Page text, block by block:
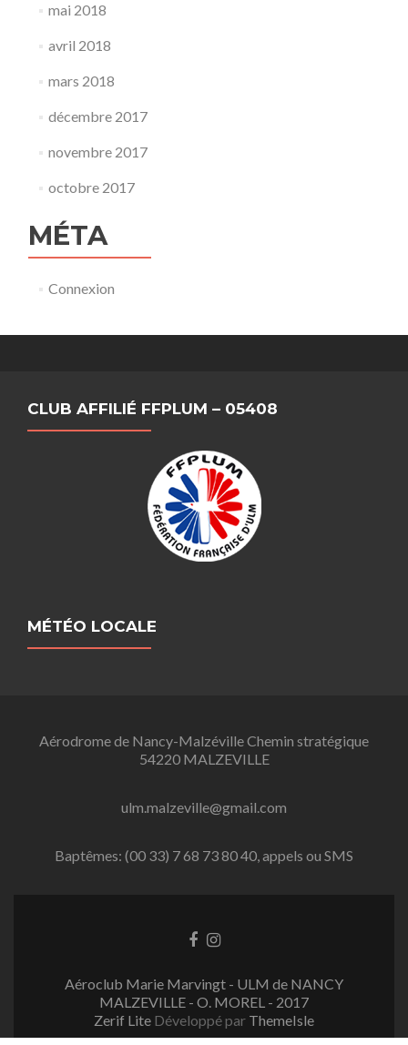
mai 2018
avril 2018
mars 2018
décembre 2017
novembre 2017
octobre 2017
MÉTA
Connexion
CLUB AFFILIÉ FFPLUM – 05408
MÉTÉO LOCALE
Aérodrome de Nancy-Malzéville Chemin stratégique
54220 MALZEVILLE
ulm.malzeville@gmail.com
Baptêmes: (00 33) 7 68 73 80 40, appels ou SMS
L
n
F
a
L
n
I
n
Aéroclub Marie Marvingt - ULM de NANCY
MALZEVILLE - O. MOREL - 2017
Zerif Lite Développé par ThemeIsle